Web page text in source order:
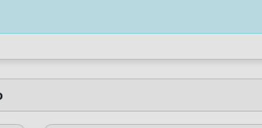
Dona Più tardi